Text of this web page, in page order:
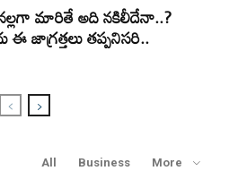
మారితే అది నకిలీదేనా..?
ఈ జాగ్రత్తలు తప్పనిసరి..
All Business More